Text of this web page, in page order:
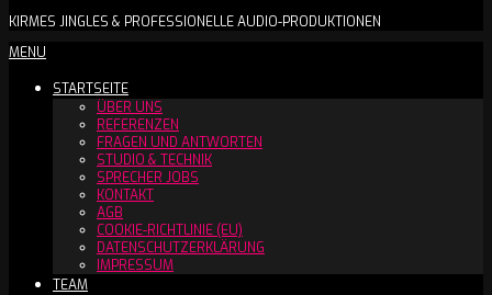
DCW
BOOKINGS™
KIRMES JINGLES & PROFESSIONELLE AUDIO-PRODUKTIONEN
Secondary
Menu
MENU
STARTSEITE
ÜBER UNS
REFERENZEN
FRAGEN UND ANTWORTEN
STUDIO & TECHNIK
SPRECHER JOBS
KONTAKT
AGB
COOKIE-RICHTLINIE (EU)
DATENSCHUTZERKLÄRUNG
IMPRESSUM
TEAM